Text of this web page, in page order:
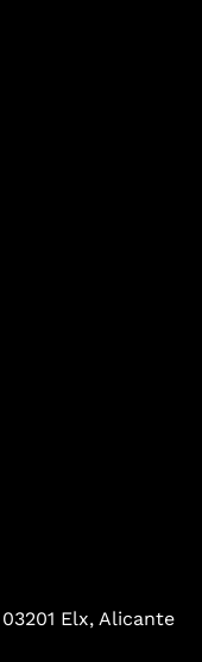
Elx, Alicante